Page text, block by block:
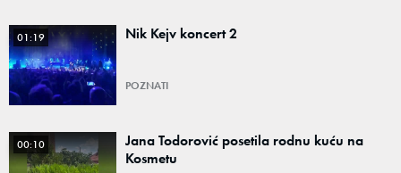
01:19 Nik Kejv koncert 2
POZNATI
00:10
Jana Todorović posetila rodnu kuću na
Kosmetu